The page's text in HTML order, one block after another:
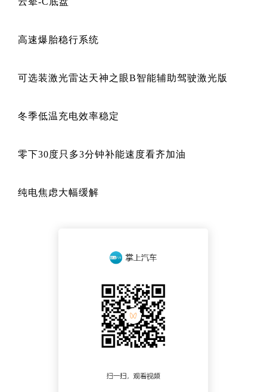
高速爆胎稳行系统
可选装激光雷达天神之眼B智能辅助驾驶激光版
冬季低温充电效率稳定
零下30度只多3分钟补能速度看齐加油
纯电焦虑大幅缓解